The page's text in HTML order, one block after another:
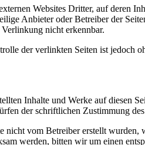
Websites Dritter, auf deren
Anbieter oder Betreiber der
nicht erkennbar.
der verlinkten Seiten ist jedoch
Inhalte und Werke auf diesen
der schriftlichen Zustimmung
nicht vom Betreiber erstellt
werden, bitten wir um einen